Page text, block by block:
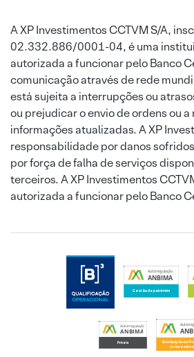
A XP Investimentos CCTVM S/A,
02.332.886/0001-04, é uma
autorizada a funcionar pelo Banco
comunicação através de rede
está sujeita a interrupções ou
ou prejudicar o envio de ordens ou
informações atualizadas. A XP
responsabilidade por danos
por força de falha de serviços
terceiros. A XP Investimentos
autorizada a funcionar pelo Banco